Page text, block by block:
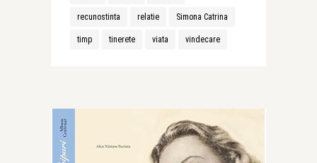
recunostinta relatie Simona Catrina
timp tinerete viata vindecare